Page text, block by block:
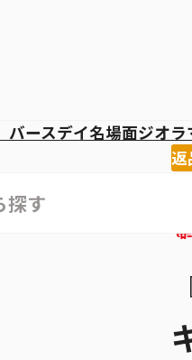
バースデイ名場面ジ
返